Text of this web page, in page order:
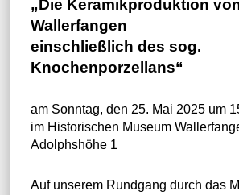
„Die Keramikproduktion
Wallerfangen
einschließlich des sog.
Knochenporzellans“
am Sonntag, den 25. Mai 2025 um
im Historischen Museum
Adolphshöhe 1
Auf unserem Rundgang durch das